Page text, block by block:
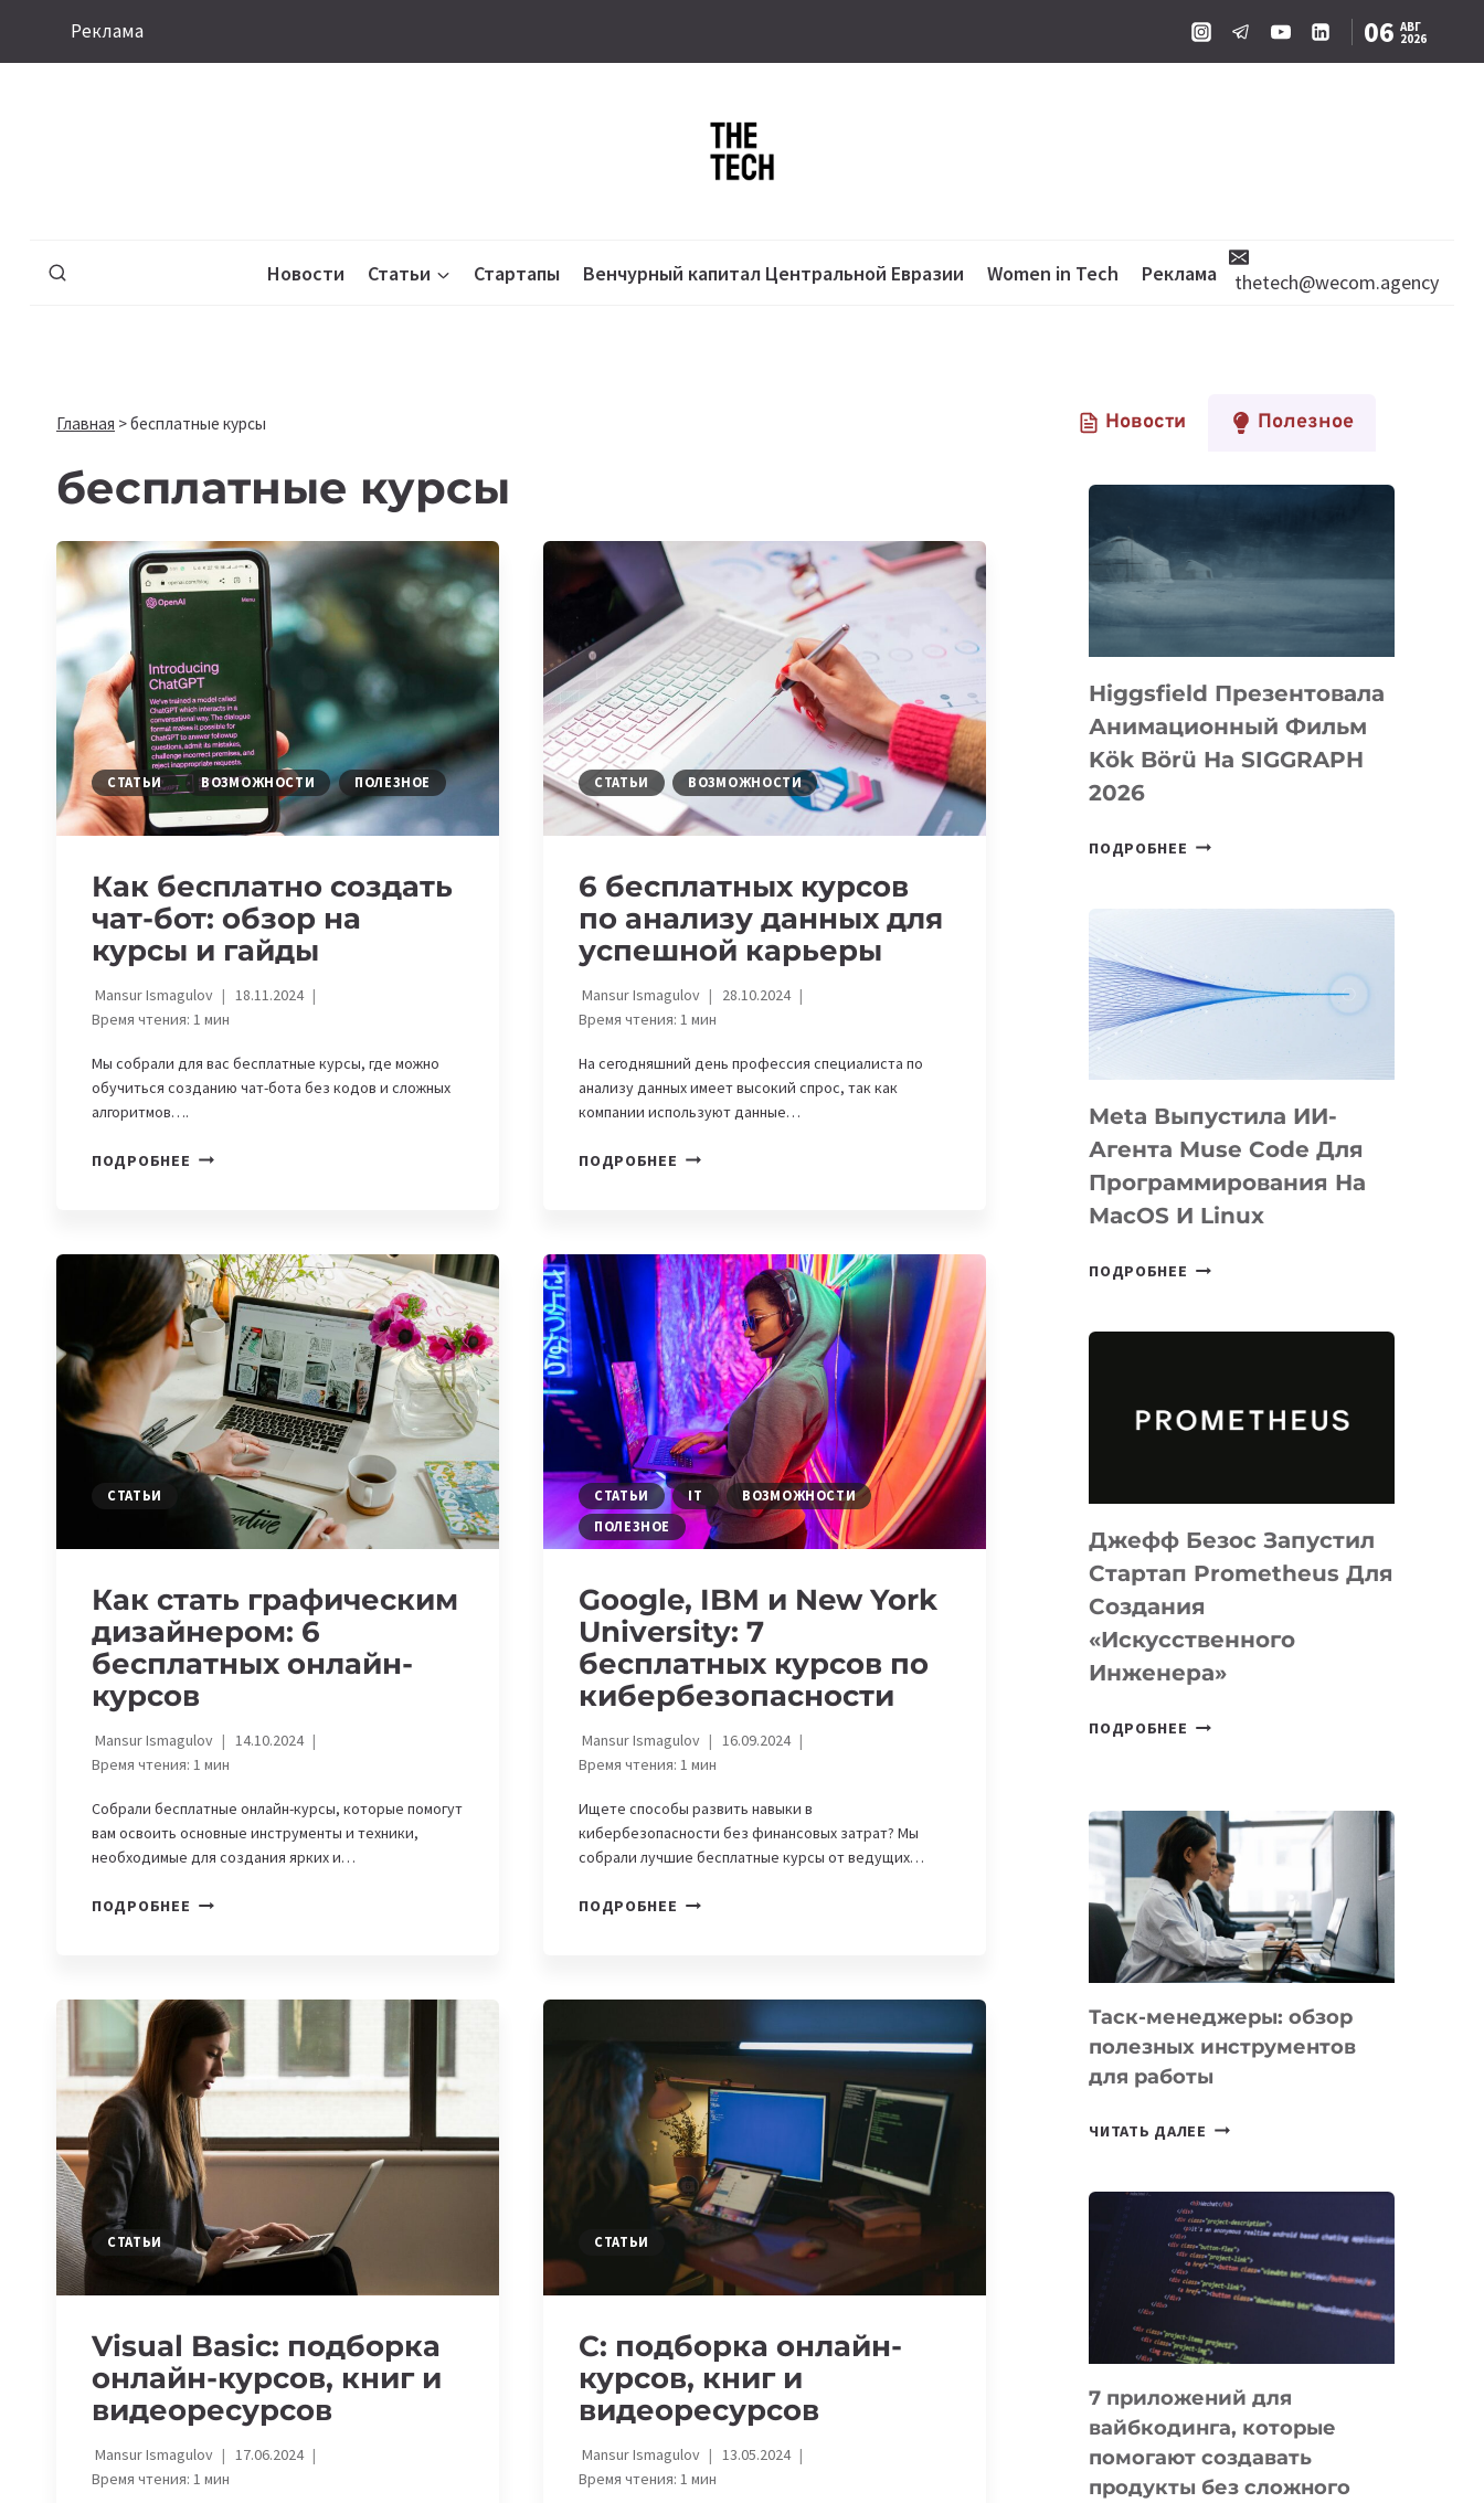
Реклама 06 АВГ
2026
Новости Статьи Стартапы Венчурный капитал Центральной Евразии Women in Tech Реклама thetech@wecom.agency
Главная >бесплатные курсы
бесплатные курсы
СТАТЬИ ВОЗМОЖНОСТИ ПОЛЕЗНОЕ
Как бесплатно создать
чат-бот: обзор на
курсы и гайды
Mansur Ismagulov
18.11.2024
Время чтения: 1 мин
Мы собрали для вас бесплатные курсы, где можно
обучиться созданию чат-бота без кодов и сложных
алгоритмов….
ПОДРОБНЕЕ КАК
БОТ:
ОБЗОР
НА
КУРСЫ
И
ГАЙДЫ
СТАТЬИ ВОЗМОЖНОСТИ
6 бесплатных курсов
по анализу данных для
успешной карьеры
Mansur Ismagulov
28.10.2024
Время чтения: 1мин
На сегодняшний день профессия специалиста по
анализу данных имеет высокий спрос, так как
компании используют данные…
ПОДРОБНЕЕ 6
АНАЛИЗУ
ДАННЫХ
ДЛЯ
УСПЕШНОЙ
КАРЬЕРЫ
СТАТЬИ
Как стать графическим
дизайнером: 6
бесплатных онлайн-
курсов
Mansur Ismagulov
14.10.2024
Время чтения: 1 мин
Собрали бесплатные онлайн-курсы, которые помогут
вам освоить основные инструменты и техники,
необходимые для создания ярких и…
ПОДРОБНЕЕ КАК
6
БЕСПЛАТНЫХ
ОНЛАЙН-
КУРСОВ
СТАТЬИ IT
ВОЗМОЖНОСТИ
ПОЛЕЗНОЕ
Google, IBM и New York
University: 7
бесплатных курсов по
кибербезопасности
Mansur Ismagulov
16.09.2024
Время чтения: 1мин
Ищете способы развить навыки в
кибербезопасности без финансовых затрат? Мы
собрали лучшие бесплатные курсы от ведущих…
ПОДРОБНЕЕ GOOGLE,
YORK
БЕСПЛАТНЫХ
КУРСОВ
ПО
КИБЕРБЕЗОПАСНОСТИ
СТАТЬИ
Visual Basic: подборка
онлайн-курсов, книг и
видеоресурсов
Mansur Ismagulov
17.06.2024
Время чтения: 1 мин
СТАТЬИ
C: подборка онлайн-
курсов, книг и
видеоресурсов
Mansur Ismagulov
13.05.2024
Время чтения: 1мин
Новости Полезное
Higgsfield Презентовала
Анимационный Фильм
Kök Börü На SIGGRAPH
2026
ПОДРОБНЕЕ HIGGSFIELD
BÖRÜ
НА
Meta Выпустила ИИ-
Агента Muse Code Для
Программирования На
MacOS И Linux
ПОДРОБНЕЕ META
ДЛЯ
И
LINUX
Джефф Безос Запустил
Стартап Prometheus Для
Создания
«искусственного
Инженера»
ПОДРОБНЕЕ ДЖЕФФ
PROMETHEUS
ДЛЯ
СОЗДАНИЯ
«ИСКУССТВЕННОГО
ИНЖЕНЕРА»
Таск-менеджеры: обзор
полезных инструментов
для работы
ЧИТАТЬ ДАЛЕЕ ТАСК-
ПОЛЕЗНЫХ
ИНСТРУМЕНТОВ
ДЛЯ
РАБОТЫ
7 приложений для
вайбкодинга, которые
помогают создавать
продукты без сложного